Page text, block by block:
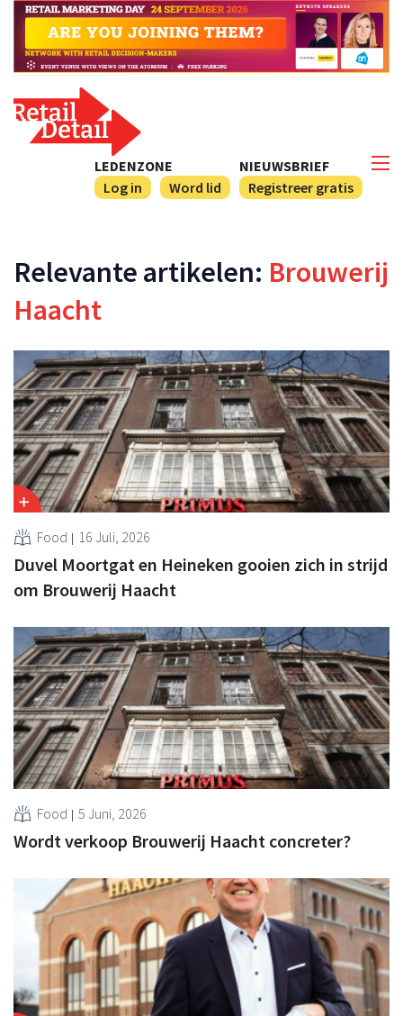
NIEUWSBRIEF
Registreer gratis
LEDENZONE
Log in
Word lid
Relevante artikelen: Brouwerij
Haacht
Food 16 Juli, 2026
Duvel Moortgat en Heineken gooien zich in strijd
om Brouwerij Haacht
Food 5 Juni, 2026
Wordt verkoop Brouwerij Haacht concreter?